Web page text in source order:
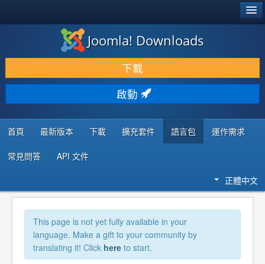
下載 & 擴充
發現 & 學習
社群 & 支援
程式者資源
Joomla! Downloads
下載
啟動
首頁 最新版本 下載 擴充套件 語言包 運作需求
常見問答 API 文件
正體中文
This page is not yet fully available in your
language. Make a gift to your community by
translating it! Click here to start.